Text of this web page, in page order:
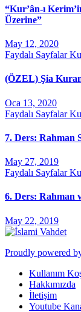
“Kur’ân-ı
Üzerine”
May 12, 2020
Faydalı Sayfalar
(ÖZEL) Şia
Oca 13, 2020
Faydalı Sayfalar
7. Ders: Rahman
May 27, 2019
Faydalı Sayfalar
6. Ders: Rahman
May 22, 2019
Proudly powered
Kullanım
Hakkımızda
İletişim
Youtube